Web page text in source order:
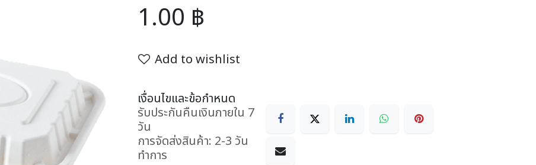
1.00 ฿
Add to wishlist
เงื่อนไขและข้อกำหนด
รับประกันคืนเงินภายใน 7
วัน
การจัดส่งสินค้า: 2-3 วัน
ทำการ